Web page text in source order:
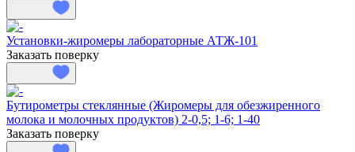
Установки-жиромеры лабораторные АТЖ-101
Заказать поверку
Бутирометры стеклянные (Жиромеры для обезжиренного
молока и молочных продуктов) 2-0,5; 1-6; 1-40
Заказать поверку